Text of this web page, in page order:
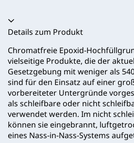
Akkordeon zusammengeklappt
Details zum Produkt
Chromatfreie Epoxid-
vielseitige Produkte, die der
Gesetzgebung mit weniger als
sind für den Einsatz auf einer
vorbereiteter Untergründe
als schleifbare oder nicht
verwendet werden. Im nicht
können sie eingebrannt,
eines Nass-in-Nass-Systems